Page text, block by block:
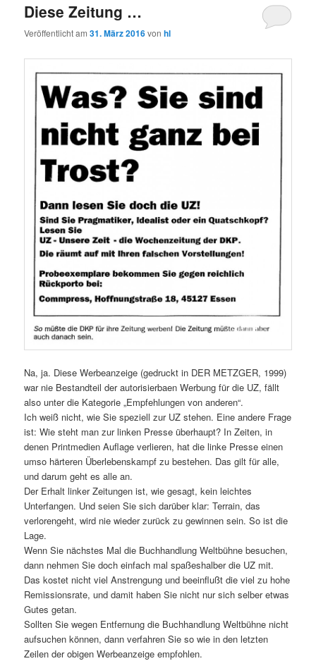
Diese Zeitung …
Veröffentlicht am31. März 2016vonhl
Na, ja. Diese Werbeanzeige (gedruckt in DER METZGER, 1999)
war nie Bestandteil der autorisierbaen Werbung für die UZ, fällt
also unter die Kategorie „Empfehlungen von anderen“.
Ich weiß nicht, wie Sie speziell zur UZ stehen. Eine andere Frage
ist: Wie steht man zur linken Presse überhaupt? In Zeiten, in
denen Printmedien Auflage verlieren, hat die linke Presse einen
umso härteren Überlebenskampf zu bestehen. Das gilt für alle,
und darum geht es alle an.
Der Erhalt linker Zeitungen ist, wie gesagt, kein leichtes
Unterfangen. Und seien Sie sich darüber klar: Terrain, das
verlorengeht, wird nie wieder zurück zu gewinnen sein. So ist die
Lage.
Wenn Sie nächstes Mal die Buchhandlung Weltbühne besuchen,
dann nehmen Sie doch einfach mal spaßeshalber die UZ mit.
Das kostet nicht viel Anstrengung und beeinflußt die viel zu hohe
Remissionsrate, und damit haben Sie nicht nur sich selber etwas
Gutes getan.
Sollten Sie wegen Entfernung die Buchhandlung Weltbühne nicht
aufsuchen können, dann verfahren Sie so wie in den letzten
Zeilen der obigen Werbeanzeige empfohlen.